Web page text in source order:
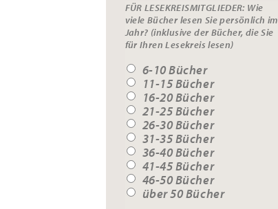
FÜR LESEKREISMITGLIEDER: Wie
viele Bücher lesen Sie persönlich im
Jahr? (inklusive der Bücher, die Sie
für Ihren Lesekreis lesen)
6-10 Bücher
11-15 Bücher
16-20 Bücher
21-25 Bücher
26-30 Bücher
31-35 Bücher
36-40 Bücher
41-45 Bücher
46-50 Bücher
über 50 Bücher